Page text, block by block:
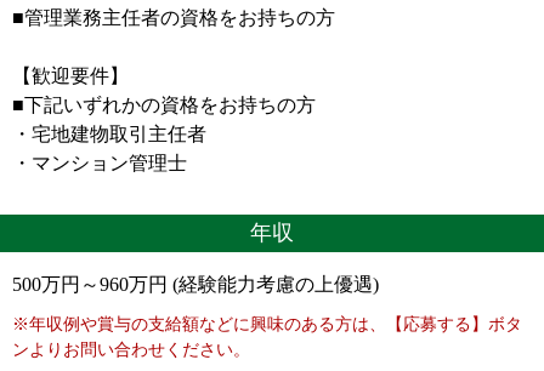
■管理業務主任者の資格をお持ちの方
【歓迎要件】
■下記いずれかの資格をお持ちの方
・宅地建物取引主任者
・マンション管理士
年収
500万円～960万円 (経験能力考慮の上優遇)
※年収例や賞与の支給額などに興味のある方は、【応募する】ボタ
ンよりお問い合わせください。